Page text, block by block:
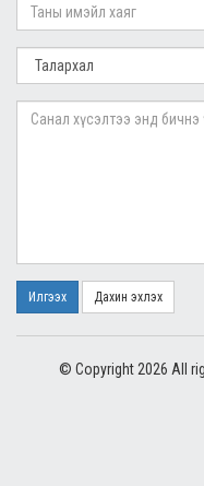
Илгээх Дахин эхлэх
© Copyright 2026 All